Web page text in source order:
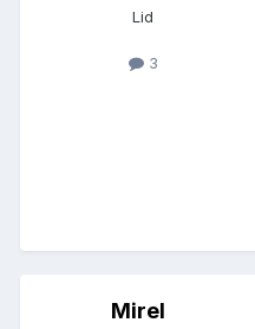
Lid
3
Mirel